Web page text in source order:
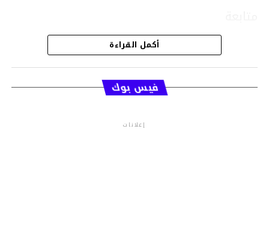
قسم الاخبار
أكمل القراءة
فيس بوك
إعلانات